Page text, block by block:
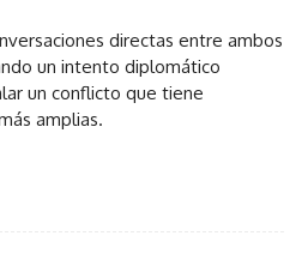
directas entre ambos
un intento diplomático
un conflicto que tiene
amplias.